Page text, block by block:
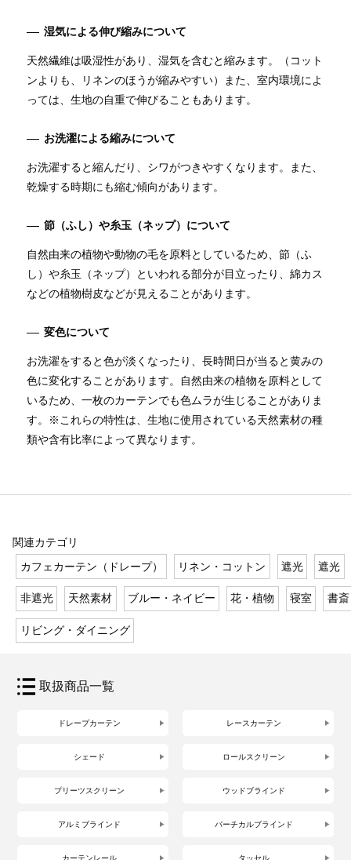
湿気による伸び縮みについて
天然繊維は吸湿性があり、湿気を含むと縮みます。（コット
ンよりも、リネンのほうが縮みやすい）また、室内環境によ
っては、生地の自重で伸びることもあります。
お洗濯による縮みについて
お洗濯すると縮んだり、シワがつきやすくなります。また、
乾燥する時期にも縮む傾向があります。
節（ふし）や糸玉（ネップ）について
自然由来の植物や動物の毛を原料としているため、節（ふ
し）や糸玉（ネップ）といわれる部分が目立ったり、綿カス
などの植物樹皮などが見えることがあります。
変色について
お洗濯をすると色が淡くなったり、長時間日が当ると黄みの
色に変化することがあります。自然由来の植物を原料として
いるため、一枚のカーテンでも色ムラが生じることがありま
す。※これらの特性は、生地に使用されている天然素材の種
類や含有比率によって異なります。
関連カテゴリ
カフェカーテン（ドレープ）
リネン・コットン 遮光 遮光
非遮光 天然素材 ブルー・ネイビー 花・植物 寝室 書斎
リビング・ダイニング
取扱商品一覧
ドレープカーテン レースカーテン
シェード ロールスクリーン
プリーツスクリーン ウッドブラインド
アルミブラインド バーチカルブラインド
カーテンレール タッセル